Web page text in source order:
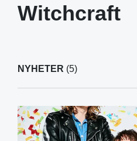
Witchcraft
NYHETER (5)